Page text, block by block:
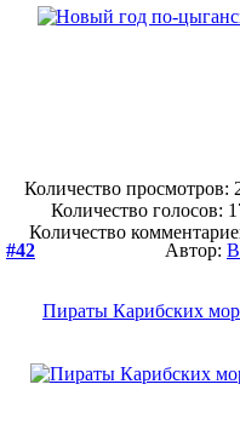
Количество просмотров:
Количество голосов:
Количество
#42 Автор:
Пираты Карибских